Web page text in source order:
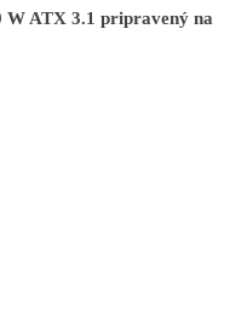
ATX 3.1 pripravený na